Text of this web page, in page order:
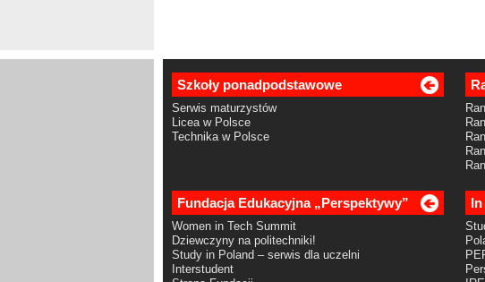
Szkoły ponadpodstawowe
Serwis maturzystów
Licea w Polsce
Technika w Polsce
Fundacja Edukacyjna „Perspektywy”
Women in Tech Summit
Dziewczyny na politechniki!
Study in Poland – serwis dla uczelni
Interstudent